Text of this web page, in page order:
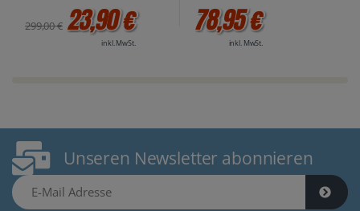
299,00 € 23,90 €
inkl. MwSt.
78,95 €
inkl. MwSt.
Unseren Newsletter abonnieren
E-Mail Adresse